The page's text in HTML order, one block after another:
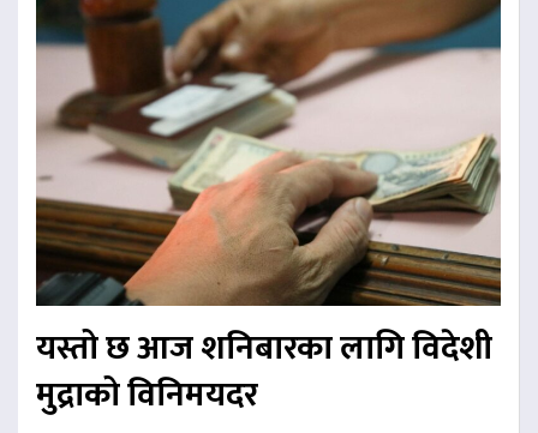
यस्तो छ आज शनिबारका लागि विदेशी
मुद्राको विनिमयदर